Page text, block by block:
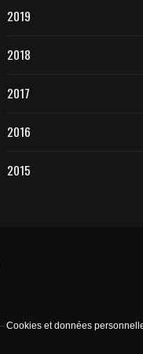
2019
2018
2017
2016
2015
Cookies et données